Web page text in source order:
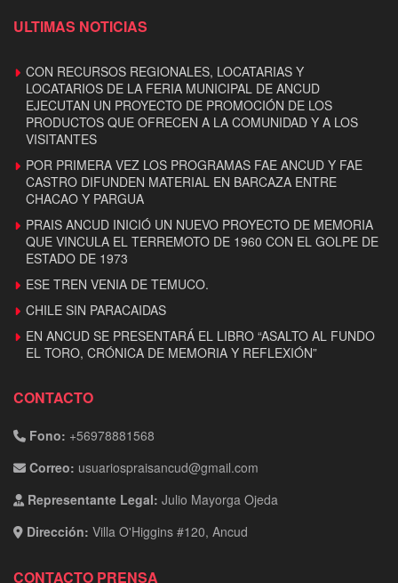
ULTIMAS NOTICIAS
CON RECURSOS REGIONALES, LOCATARIAS Y
LOCATARIOS DE LA FERIA MUNICIPAL DE ANCUD
EJECUTAN UN PROYECTO DE PROMOCIÓN DE LOS
PRODUCTOS QUE OFRECEN A LA COMUNIDAD Y A LOS
VISITANTES
POR PRIMERA VEZ LOS PROGRAMAS FAE ANCUD Y FAE
CASTRO DIFUNDEN MATERIAL EN BARCAZA ENTRE
CHACAO Y PARGUA
PRAIS ANCUD INICIÓ UN NUEVO PROYECTO DE MEMORIA
QUE VINCULA EL TERREMOTO DE 1960 CON EL GOLPE DE
ESTADO DE 1973
ESE TREN VENIA DE TEMUCO.
CHILE SIN PARACAIDAS
EN ANCUD SE PRESENTARÁ EL LIBRO “ASALTO AL FUNDO
EL TORO, CRÓNICA DE MEMORIA Y REFLEXIÓN”
CONTACTO
Fono: +56978881568
Correo: usuariospraisancud@gmail.com
Representante Legal: Julio Mayorga Ojeda
Dirección: Villa O'Higgins #120, Ancud
CONTACTO PRENSA